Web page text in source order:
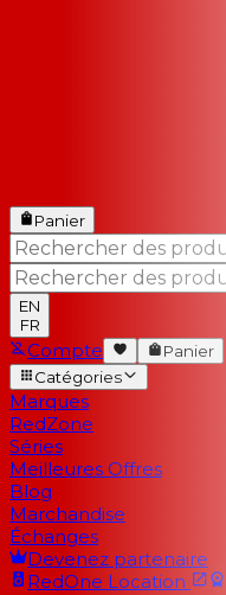
Panier
EN
FR
Compte
Panier
Catégories
Marques
RedZone
Séries
Meilleures Offres
Blog
Marchandise
Échanges
Devenez partenaire
RedOne Location